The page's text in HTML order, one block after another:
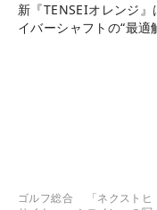
新『TENSEIオレンジ』
イバーシャフトの“最適
ゴルフ総合
「ネクストヒ